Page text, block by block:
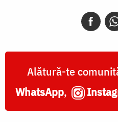
Alătură-te
WhatsApp,